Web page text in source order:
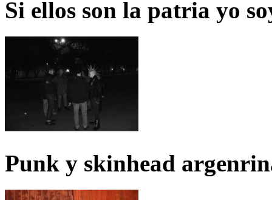
Si ellos son la patria yo
Punk y skinhead